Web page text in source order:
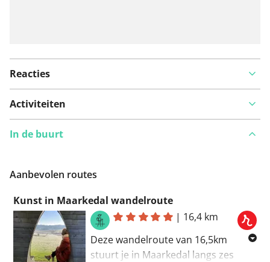
Reacties
Activiteiten
In de buurt
Aanbevolen routes
Kunst in Maarkedal wandelroute
| 16,4 km
Deze wandelroute van 16,5km
stuurt je in Maarkedal langs zes